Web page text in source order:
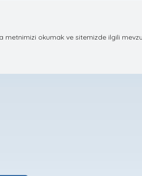
metnimizi okumak ve sitemizde ilgili